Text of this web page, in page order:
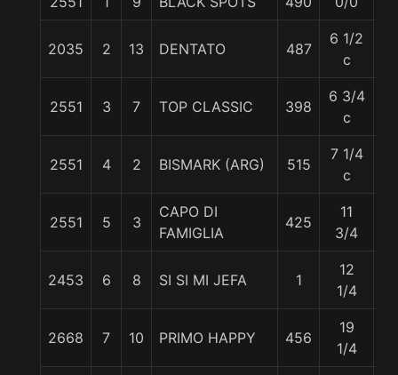
2035 2 13 DENTATO 487
6 1/2
c
2551 3 7 TOP CLASSIC 398
6 3/4
c
2551 4 2 BISMARK (ARG) 515
7 1/4
c
2551 5 3
CAPO DI
FAMIGLIA
425
11
3/4
2453 6 8 SI SI MI JEFA 1
12
1/4
2668 7 10 PRIMO HAPPY 456
19
1/4